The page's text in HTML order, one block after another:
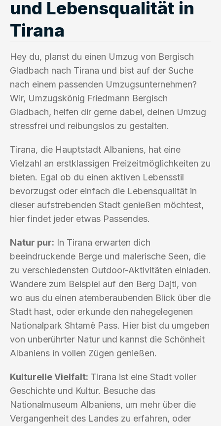
und Lebensqualität in
Tirana
Hey du, planst du einen Umzug von Bergisch
Gladbach nach Tirana und bist auf der Suche
nach einem passenden Umzugsunternehmen?
Wir, Umzugskönig Friedmann Bergisch
Gladbach, helfen dir gerne dabei, deinen Umzug
stressfrei und reibungslos zu gestalten.
Tirana, die Hauptstadt Albaniens, hat eine
Vielzahl an erstklassigen Freizeitmöglichkeiten zu
bieten. Egal ob du einen aktiven Lebensstil
bevorzugst oder einfach die Lebensqualität in
dieser aufstrebenden Stadt genießen möchtest,
hier findet jeder etwas Passendes.
Natur pur: In Tirana erwarten dich
beeindruckende Berge und malerische Seen, die
zu verschiedensten Outdoor-Aktivitäten einladen.
Wandere zum Beispiel auf den Berg Dajti, von
wo aus du einen atemberaubenden Blick über die
Stadt hast, oder erkunde den nahegelegenen
Nationalpark Shtamë Pass. Hier bist du umgeben
von unberührter Natur und kannst die Schönheit
Albaniens in vollen Zügen genießen.
Kulturelle Vielfalt: Tirana ist eine Stadt voller
Geschichte und Kultur. Besuche das
Nationalmuseum Albaniens, um mehr über die
Vergangenheit des Landes zu erfahren, oder